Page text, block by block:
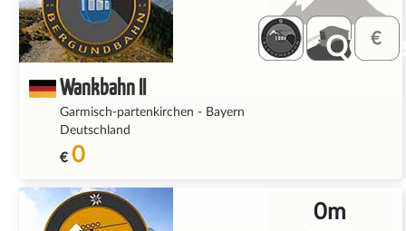
Wankbahn II
Garmisch-partenkirchen - Bayern
Deutschland
€ 0
0m